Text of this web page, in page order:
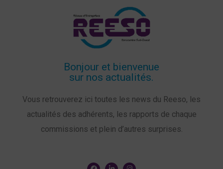
Bonjour et bienvenue
sur nos actualités.
Vous retrouverez ici toutes les news du Reeso, les
actualités des adhérents, les rapports de chaque
commissions et plein d’autres surprises.